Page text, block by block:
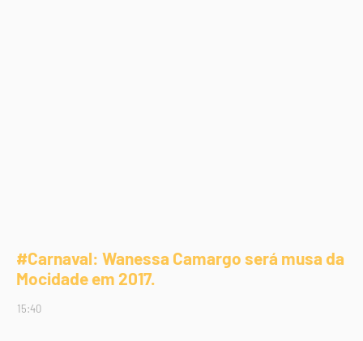
#Carnaval: Wanessa Camargo será musa da
Mocidade em 2017.
15:40